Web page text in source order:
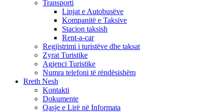
Transporti
Linjat e Autobusëve
Kompanitë e Taksive
Stacion taksish
Rent-a-car
Regjistrimi i turistëve dhe taksat
Zyrat Turistike
Agjenci Turistike
Numra telefoni të rëndësishëm
Rreth Nesh
Kontakti
Dokumente
Qasje e Lirë në Informata